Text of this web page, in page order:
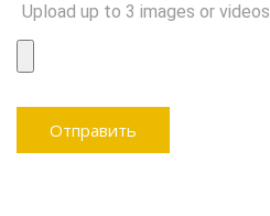
Upload up to 3 images or videos